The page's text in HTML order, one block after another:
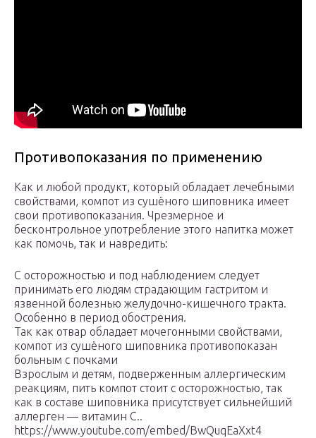
Противопоказания по применению
Как и любой продукт, который обладает лечебными
свойствами, компот из сушёного шиповника имеет
свои противопоказания. Чрезмерное и
бесконтрольное употребление этого напитка может
как помочь, так и навредить:
С осторожностью и под наблюдением следует
принимать его людям страдающим гастритом и
язвенной болезнью желудочно-кишечного тракта.
Особенно в период обострения.
Так как отвар обладает мочегонными свойствами,
компот из сушёного шиповника противопоказан
больным с почками
Взрослым и детям, подверженным аллергическим
реакциям, пить компот стоит с осторожностью, так
как в составе шиповника присутствует сильнейший
аллерген — витамин С..
https://www.youtube.com/embed/BwQuqEaXxt4